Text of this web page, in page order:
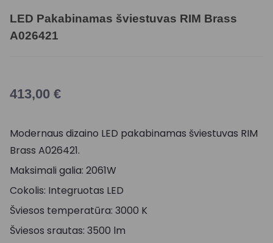
LED Pakabinamas šviestuvas RIM Brass
A026421
413,00 €
Modernaus dizaino LED pakabinamas šviestuvas RIM
Brass A026421.
Maksimali galia: 2061W
Cokolis: Integruotas LED
Šviesos temperatūra: 3000 K
Šviesos srautas: 3500 lm